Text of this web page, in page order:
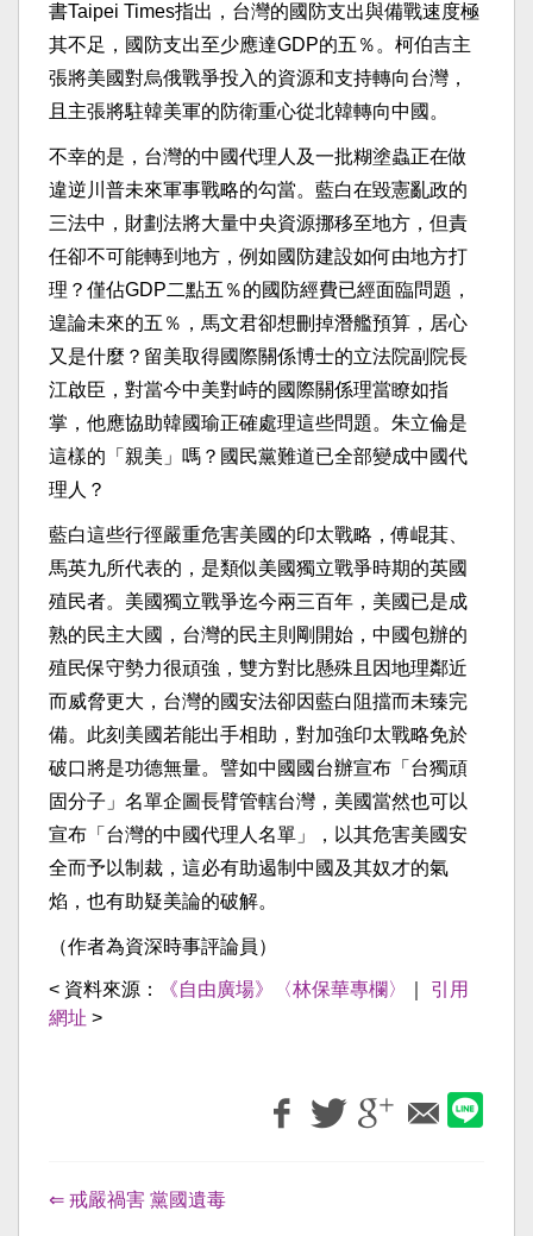
書Taipei Times指出，台灣的國防支出與備戰速度極
其不足，國防支出至少應達GDP的五％。柯伯吉主
張將美國對烏俄戰爭投入的資源和支持轉向台灣，
且主張將駐韓美軍的防衛重心從北韓轉向中國。
不幸的是，台灣的中國代理人及一批糊塗蟲正在做
違逆川普未來軍事戰略的勾當。藍白在毀憲亂政的
三法中，財劃法將大量中央資源挪移至地方，但責
任卻不可能轉到地方，例如國防建設如何由地方打
理？僅佔GDP二點五％的國防經費已經面臨問題，
遑論未來的五％，馬文君卻想刪掉潛艦預算，居心
又是什麼？留美取得國際關係博士的立法院副院長
江啟臣，對當今中美對峙的國際關係理當瞭如指
掌，他應協助韓國瑜正確處理這些問題。朱立倫是
這樣的「親美」嗎？國民黨難道已全部變成中國代
理人？
藍白這些行徑嚴重危害美國的印太戰略，傅崐萁、
馬英九所代表的，是類似美國獨立戰爭時期的英國
殖民者。美國獨立戰爭迄今兩三百年，美國已是成
熟的民主大國，台灣的民主則剛開始，中國包辦的
殖民保守勢力很頑強，雙方對比懸殊且因地理鄰近
而威脅更大，台灣的國安法卻因藍白阻擋而未臻完
備。此刻美國若能出手相助，對加強印太戰略免於
破口將是功德無量。譬如中國國台辦宣布「台獨頑
固分子」名單企圖長臂管轄台灣，美國當然也可以
宣布「台灣的中國代理人名單」，以其危害美國安
全而予以制裁，這必有助遏制中國及其奴才的氣
焰，也有助疑美論的破解。
（作者為資深時事評論員）
< 資料來源： 《自由廣場》〈林保華專欄〉
引用
網址 >
⇐ 戒嚴禍害 黨國遺毒